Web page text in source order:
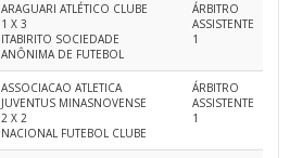
ARAGUARI ATLÉTICO CLUBE
1 X 3
ITABIRITO SOCIEDADE
ANÔNIMA DE FUTEBOL
ÁRBITRO
ASSISTENTE
1
ASSOCIACAO ATLETICA
JUVENTUS MINASNOVENSE
2 X 2
NACIONAL FUTEBOL CLUBE
ÁRBITRO
ASSISTENTE
1